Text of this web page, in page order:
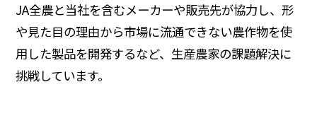
JA全農と当社を含むメーカーや販売先が協力し、形
や見た目の理由から市場に流通できない農作物を使
用した製品を開発するなど、生産農家の課題解決に
挑戦しています。